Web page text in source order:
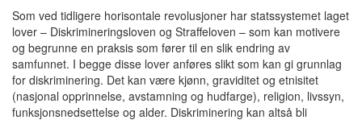
Som ved tidligere horisontale revolusjoner har statssystemet laget
lover – Diskrimineringsloven og Straffeloven – som kan motivere
og begrunne en praksis som fører til en slik endring av
samfunnet. I begge disse lover anføres slikt som kan gi grunnlag
for diskriminering. Det kan være kjønn, graviditet og etnisitet
(nasjonal opprinnelse, avstamning og hudfarge), religion, livssyn,
funksjonsnedsettelse og alder. Diskriminering kan altså bli